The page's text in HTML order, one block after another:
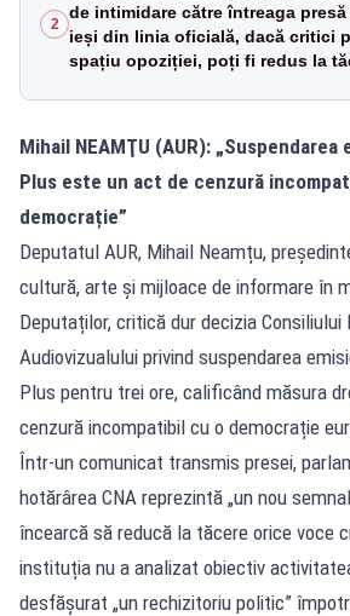
2
de intimidare către întreaga
ieși din linia oficială, dacă critici
spațiu opoziției, poți fi redus la
Mihail NEAMŢU (AUR):
Plus este un act de cenzură
democrație”
Deputatul AUR, Mihail Neamțu,
cultură, arte şi mijloace de informare în
Deputaților, critică dur decizia Consiliului
Audiovizualului privind suspendarea
Plus pentru trei ore, calificând măsura
cenzură incompatibil cu o democrație
Într-un comunicat transmis presei,
hotărârea CNA reprezintă „un nou
încearcă să reducă la tăcere orice voce
instituția nu a analizat obiectiv
desfășurat „un rechizitoriu politic”